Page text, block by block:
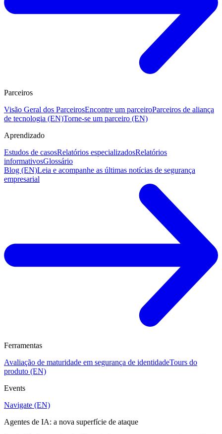
Parceiros
Visão Geral dos ParceirosEncontre um parceiroParceiros de aliança
de tecnologia (EN)Torne-se um parceiro (EN)
Aprendizado
Estudos de casosRelatórios especializadosRelatórios
informativosGlossário
Blog (EN)Leia e acompanhe as últimas notícias de segurança
empresarial
Ferramentas
Avaliação de maturidade em segurança de identidadeTours do
produto (EN)
Events
Navigate (EN)
Agentes de IA: a nova superfície de ataque